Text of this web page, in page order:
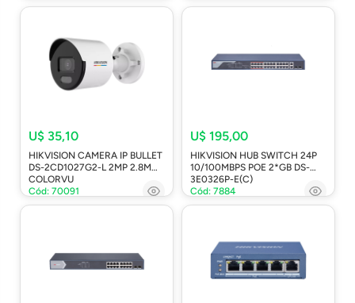
U$ 35,10
HIKVISION CAMERA IP BULLET
DS-2CD1027G2-L 2MP 2.8MM
COLORVU
Cód: 70091
U$ 195,00
HIKVISION HUB SWITCH 24P
10/100MBPS POE 2*GB DS-
3E0326P-E(C)
Cód: 7884